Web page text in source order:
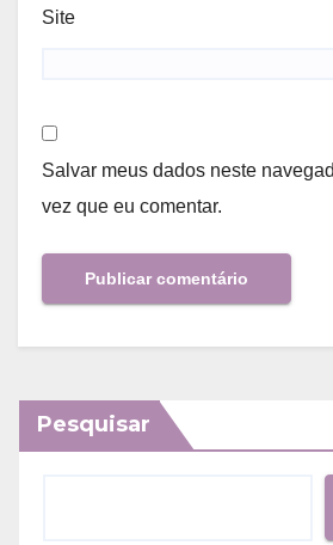
Site
Salvar meus dados neste
vez que eu comentar.
Pesquisar